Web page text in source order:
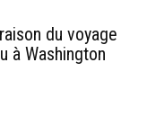
du voyage
à Washington